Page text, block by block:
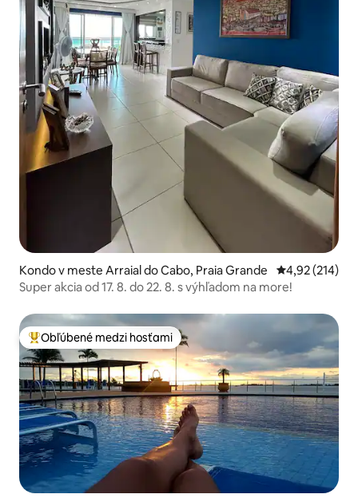
Kondo v meste Arraial do Cabo, Praia Grande Priemerné
4,92 (214)
Super akcia od 17. 8. do 22. 8. s výhľadom na more!
Najobľúbenejšie medzi hosťami
Obľúbené medzi hosťami